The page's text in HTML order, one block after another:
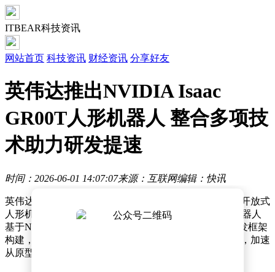
ITBEAR科技资讯
网站首页 科技资讯 财经资讯 分享好友
英伟达推出NVIDIA Isaac
GR00T人形机器人 整合多项技
术助力研发提速
时间：2026-06-01 14:07:07来源：互联网编辑：快讯
英伟达在近日举办的台北电脑展上，正式发布了其首款开放式
人形机器人参考设计——NVIDIA Isaac GR00T。这款机器人
基于NVIDIA Jetson Thor计算平台和Isaac GR00T开放开发框架
构建，旨在为机器人研究团队提供统一的开发解决方案，加速
从原型搭建到实际场景应用的进程。